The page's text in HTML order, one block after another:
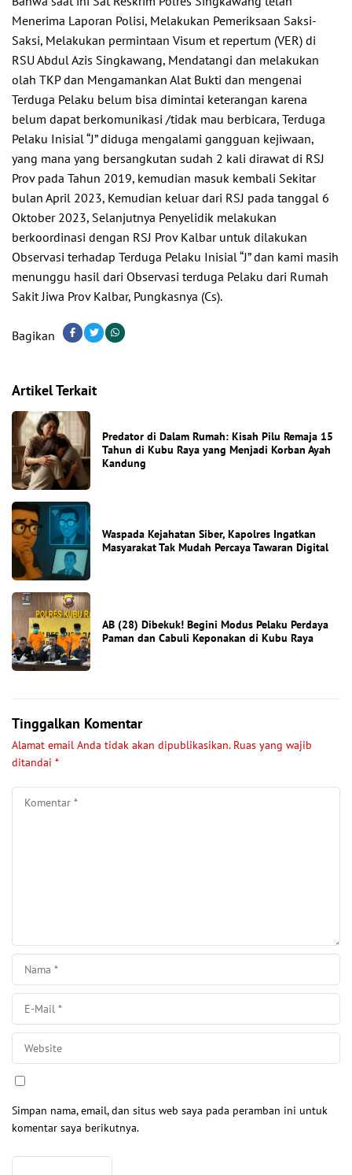
Menerima Laporan Polisi, Melakukan Pemeriksaan Saksi-
Saksi, Melakukan permintaan Visum et repertum (VER) di
RSU Abdul Azis Singkawang, Mendatangi dan melakukan
olah TKP dan Mengamankan Alat Bukti dan mengenai
Terduga Pelaku belum bisa dimintai keterangan karena
belum dapat berkomunikasi /tidak mau berbicara, Terduga
Pelaku Inisial “J” diduga mengalami gangguan kejiwaan,
yang mana yang bersangkutan sudah 2 kali dirawat di RSJ
Prov pada Tahun 2019, kemudian masuk kembali Sekitar
bulan April 2023, Kemudian keluar dari RSJ pada tanggal 6
Oktober 2023, Selanjutnya Penyelidik melakukan
berkoordinasi dengan RSJ Prov Kalbar untuk dilakukan
Observasi terhadap Terduga Pelaku Inisial “J” dan kami masih
menunggu hasil dari Observasi terduga Pelaku dari Rumah
Sakit Jiwa Prov Kalbar, Pungkasnya (Cs).
Bagikan
Artikel Terkait
Predator di Dalam Rumah: Kisah Pilu Remaja 15
Tahun di Kubu Raya yang Menjadi Korban Ayah
Kandung
Waspada Kejahatan Siber, Kapolres Ingatkan
Masyarakat Tak Mudah Percaya Tawaran Digital
AB (28) Dibekuk! Begini Modus Pelaku Perdaya
Paman dan Cabuli Keponakan di Kubu Raya
Tinggalkan Komentar
Alamat email Anda tidak akan dipublikasikan. Ruas yang wajib
ditandai *
Simpan nama, email, dan situs web saya pada peramban ini untuk
komentar saya berikutnya.